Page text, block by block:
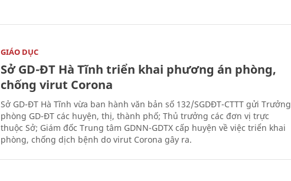
GIÁO DỤC
Sở GD-ĐT Hà Tĩnh triển khai phương án phòng,
chống virut Corona
Sở GD-ĐT Hà Tĩnh vừa ban hành văn bản số 132/SGDĐT-CTTT gửi Trưởng
phòng GD-ĐT các huyện, thị, thành phố; Thủ trưởng các đơn vị trực
thuộc Sở; Giám đốc Trung tâm GDNN-GDTX cấp huyện về việc triển khai
phòng, chống dịch bệnh do virut Corona gây ra.